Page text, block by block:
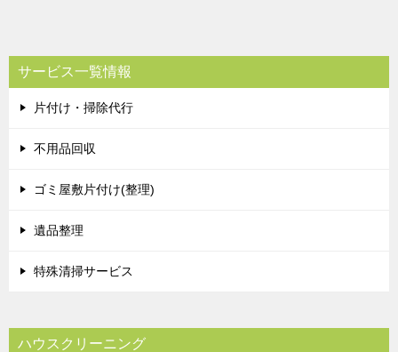
サービス一覧情報
片付け・掃除代行
不用品回収
ゴミ屋敷片付け(整理)
遺品整理
特殊清掃サービス
ハウスクリーニング